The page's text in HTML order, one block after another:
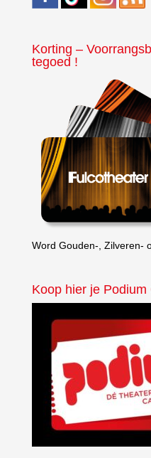
Korting –
tegoed !
Word Gouden-, Zilveren-
Koop hier je Podium